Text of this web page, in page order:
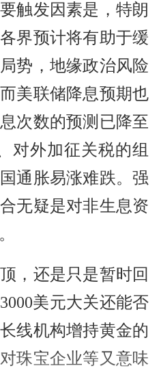
触发因素是，特朗
界预计将有助于缓
势，地缘政治风险
美联储降息预期也
次数的预测已降至
对外加征关税的组
通胀易涨难跌。强
无疑是对非生息资
，还是只是暂时回
美元大关还能否
线机构增持黄金的
珠宝企业等又意味